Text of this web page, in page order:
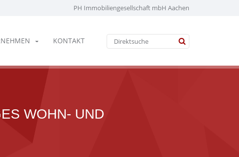
PH Immobiliengesellschaft mbH Aachen
KONTAKT
WOHN- UND